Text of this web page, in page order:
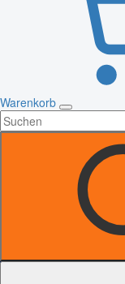
Warenkorb